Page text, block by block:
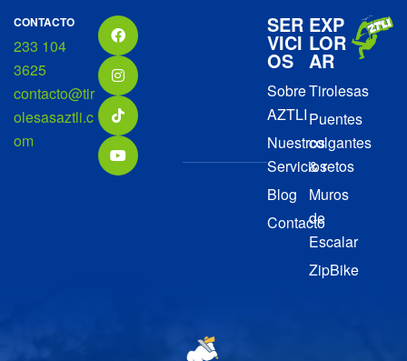
CONTACTO
233 104
3625
contacto@tir
olesasaztli.c
om
SER
VICI
OS
Sobre
AZTLI
Nuestros
Servicios
Blog
Contacto
EXP
LOR
AR
Tirolesas
Puentes
colgantes
& retos
Muros
de
Escalar
ZipBike